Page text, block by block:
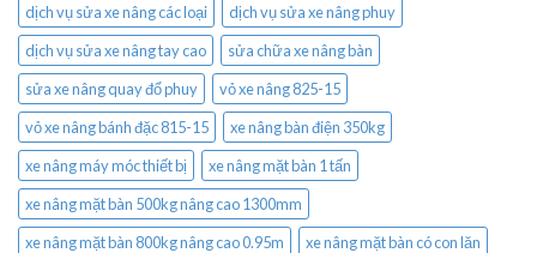
dịch vụ sửa xe nâng các loại
dịch vụ sửa xe nâng phuy
dịch vụ sửa xe nâng tay cao
sửa chữa xe nâng bàn
sửa xe nâng quay đổ phuy
vỏ xe nâng 825-15
vỏ xe nâng bánh đặc 815-15
xe nâng bàn điện 350kg
xe nâng máy móc thiết bị
xe nâng mặt bàn 1 tấn
xe nâng mặt bàn 500kg nâng cao 1300mm
xe nâng mặt bàn 800kg nâng cao 0.95m
xe nâng mặt bàn có con lăn